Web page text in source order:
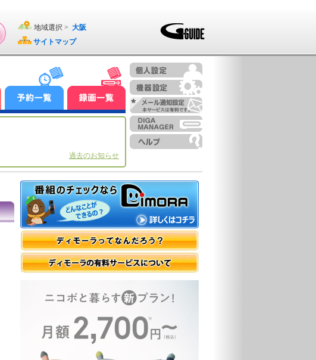
地域選択 > 大阪
サイトマップ
過去のお知らせ